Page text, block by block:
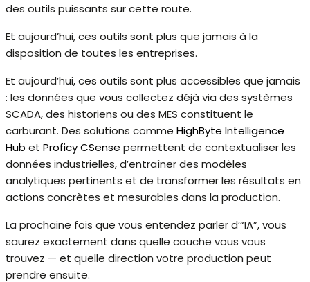
des outils puissants sur cette route.
Et aujourd’hui, ces outils sont plus que jamais à la
disposition de toutes les entreprises.
Et aujourd’hui, ces outils sont plus accessibles que jamais
: les données que vous collectez déjà via des systèmes
SCADA, des historiens ou des MES constituent le
carburant. Des solutions comme HighByte Intelligence
Hub et Proficy CSense permettent de contextualiser les
données industrielles, d’entraîner des modèles
analytiques pertinents et de transformer les résultats en
actions concrètes et mesurables dans la production.
La prochaine fois que vous entendez parler d’“IA”, vous
saurez exactement dans quelle couche vous vous
trouvez — et quelle direction votre production peut
prendre ensuite.